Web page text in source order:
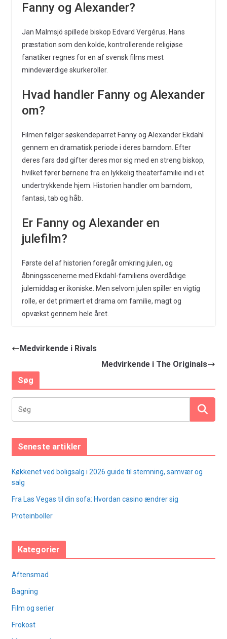
Fanny og Alexander?
Jan Malmsjö spillede biskop Edvard Vergérus. Hans
præstation som den kolde, kontrollerende religiøse
fanatiker regnes for en af svensk films mest
mindeværdige skurkeroller.
Hvad handler Fanny og Alexander
om?
Filmen følger søskendeparret Fanny og Alexander Ekdahl
gennem en dramatisk periode i deres barndom. Efter
deres fars død gifter deres mor sig med en streng biskop,
hvilket fører børnene fra en lykkelig theaterfamilie ind i et
undertrykkende hjem. Historien handler om barndom,
fantasi, tab og håb.
Er Fanny og Alexander en
julefilm?
Første del af historien foregår omkring julen, og
åbningsscenerne med Ekdahl-familiens overdådige
julemiddag er ikoniske. Men selvom julen spiller en vigtig
rolle, er det primært et drama om familie, magt og
opvækst gennem hele året.
Medvirkende i Rivals
Medvirkende i The Originals
Søg
Seneste artikler
Køkkenet ved boligsalg i 2026 guide til stemning, samvær og
salg
Fra Las Vegas til din sofa: Hvordan casino ændrer sig
Proteinboller
Kategorier
Aftensmad
Bagning
Film og serier
Frokost